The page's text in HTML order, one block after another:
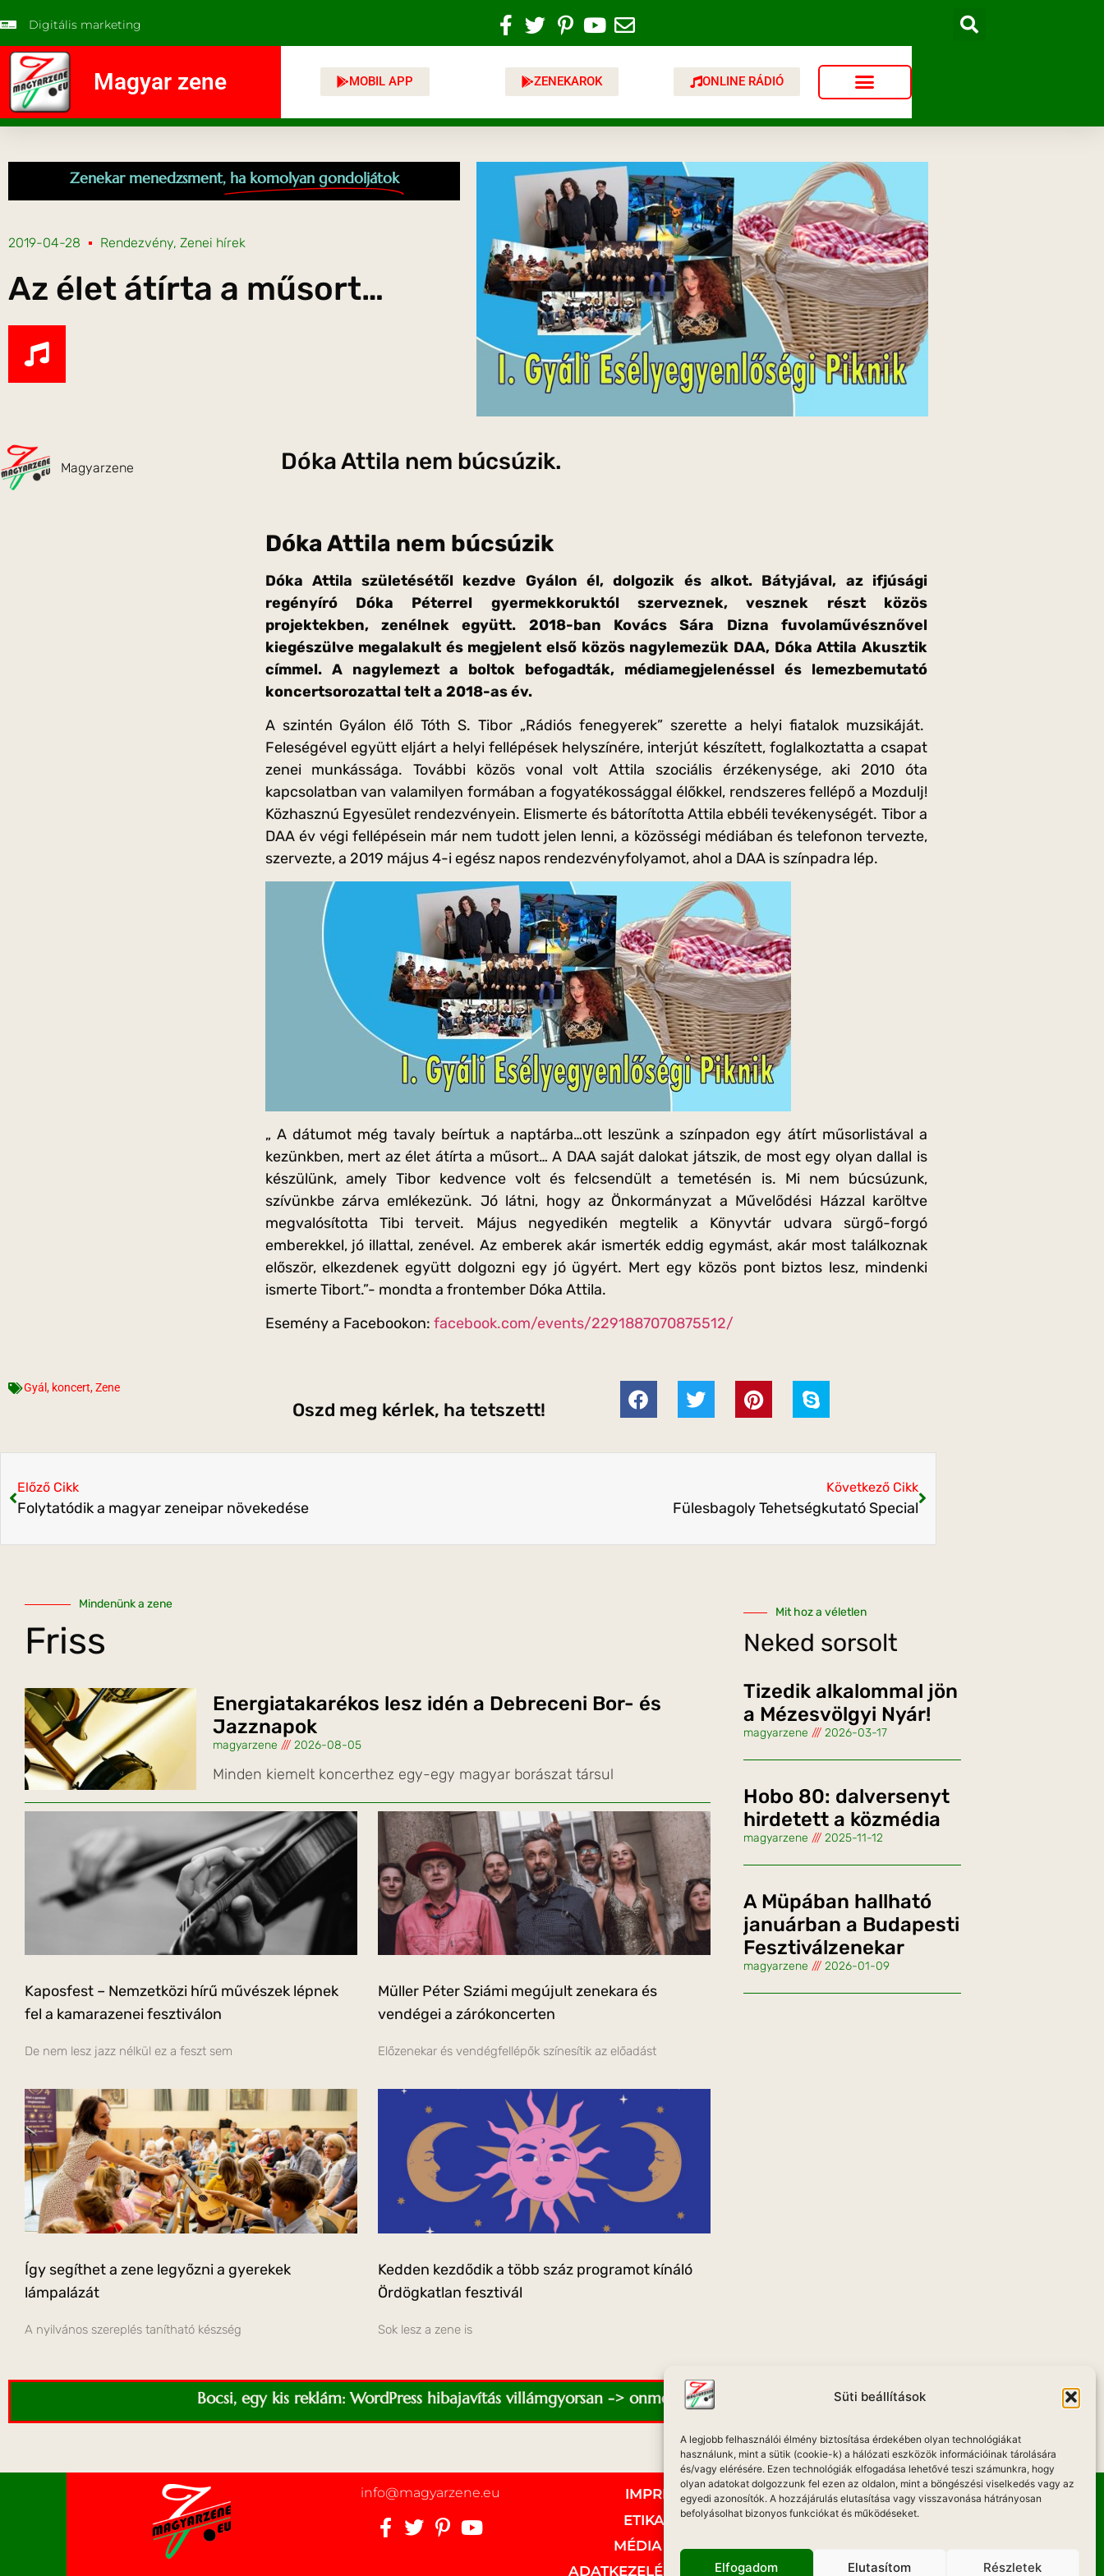
Süti beállítások
A legjobb felhasználói élmény biztosítása érdekében olyan technológiákat
használunk, mint a sütik (cookie-k) a hálózati eszközök információinak tárolására
és/vagy elérésére. Ezen technológiák elfogadása lehetővé teszi számunkra, hogy
olyan adatokat dolgozzunk fel ezen az oldalon, mint a böngészési viselkedés vagy az
egyedi azonosítók. A hozzájárulás elutasítása vagy visszavonása hátrányosan
befolyásolhat bizonyos funkciókat és működéseket.
Elfogadom Elutasítom Részletek
Digitális marketing
Magyar zene MOBIL APP ZENEKAROK ONLINE RÁDIÓ
Zenekar menedzsment, ha komolyan gondoljátok
2019-04-28 Rendezvény, Zenei hírek
Az élet átírta a műsort…
Magyarzene Dóka Attila nem búcsúzik.
Dóka Attila nem búcsúzik
Dóka Attila születésétől kezdve Gyálon él, dolgozik és alkot. Bátyjával, az ifjúsági
regényíró Dóka Péterrel gyermekkoruktól szerveznek, vesznek részt közös
projektekben, zenélnek együtt. 2018-ban Kovács Sára Dizna fuvolaművésznővel
kiegészülve megalakult és megjelent első közös nagylemezük DAA, Dóka Attila Akusztik
címmel. A nagylemezt a boltok befogadták, médiamegjelenéssel és lemezbemutató
koncertsorozattal telt a 2018-as év.
A szintén Gyálon élő Tóth S. Tibor „Rádiós fenegyerek” szerette a helyi fiatalok muzsikáját.
Feleségével együtt eljárt a helyi fellépések helyszínére, interjút készített, foglalkoztatta a csapat
zenei munkássága. További közös vonal volt Attila szociális érzékenysége, aki 2010 óta
kapcsolatban van valamilyen formában a fogyatékossággal élőkkel, rendszeres fellépő a Mozdulj!
Közhasznú Egyesület rendezvényein. Elismerte és bátorította Attila ebbéli tevékenységét. Tibor a
DAA év végi fellépésein már nem tudott jelen lenni, a közösségi médiában és telefonon tervezte,
szervezte, a 2019 május 4-i egész napos rendezvényfolyamot, ahol a DAA is színpadra lép.
„ A dátumot még tavaly beírtuk a naptárba…ott leszünk a színpadon egy átírt műsorlistával a
kezünkben, mert az élet átírta a műsort… A DAA saját dalokat játszik, de most egy olyan dallal is
készülünk, amely Tibor kedvence volt és felcsendült a temetésén is. Mi nem búcsúzunk,
szívünkbe zárva emlékezünk. Jó látni, hogy az Önkormányzat a Művelődési Házzal karöltve
megvalósította Tibi terveit. Május negyedikén megtelik a Könyvtár udvara sürgő-forgó
emberekkel, jó illattal, zenével. Az emberek akár ismerték eddig egymást, akár most találkoznak
először, elkezdenek együtt dolgozni egy jó ügyért. Mert egy közös pont biztos lesz, mindenki
ismerte Tibort.”- mondta a frontember Dóka Attila.
Esemény a Facebookon: facebook.com/events/2291887070875512/
Gyál , koncert,Zene
Oszd meg kérlek, ha tetszett!
Előző Cikk
Folytatódik a magyar zeneipar növekedése
Következő Cikk
Fülesbagoly Tehetségkutató Special
Mindenünk a zene
Friss
Energiatakarékos lesz idén a Debreceni Bor- és
Jazznapok
magyarzene 2026-08-05
Minden kiemelt koncerthez egy-egy magyar borászat társul
Kaposfest – Nemzetközi hírű művészek lépnek
fel a kamarazenei fesztiválon
De nem lesz jazz nélkül ez a feszt sem
Müller Péter Sziámi megújult zenekara és
vendégei a zárókoncerten
Előzenekar és vendégfellépők színesítik az előadást
Így segíthet a zene legyőzni a gyerekek
lámpalázát
A nyilvános szereplés tanítható készség
Kedden kezdődik a több száz programot kínáló
Ördögkatlan fesztivál
Sok lesz a zene is
Mit hoz a véletlen
Neked sorsolt
Tizedik alkalommal jön
a Mézesvölgyi Nyár!
magyarzene 2026-03-17
Hobo 80: dalversenyt
hirdetett a közmédia
magyarzene 2025-11-12
A Müpában hallható
januárban a Budapesti
Fesztiválzenekar
magyarzene 2026-01-09
Bocsi, egy kis reklám: WordPress hibajavítás villámgyorsan -> onmediaweb.eu
info@magyarzene.eu
IMPRESSZUM
ETIKAI KÓDEX
MÉDIA AJÁNLAT
ADATKEZELÉSI NYILATKOZAT